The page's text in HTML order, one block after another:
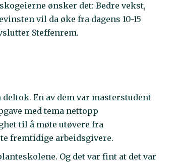
ønsker det: Bedre vekst,
vil da øke fra dagens 10-15
Steffenrem.
En av dem var masterstudent
med tema nettopp
til å møte utøvere fra
fremtidige arbeidsgivere.
Og det var fint at det var